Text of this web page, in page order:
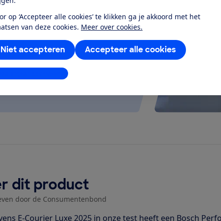
op ‘Accepteer alle cookies’ te klikken ga je akkoord met het
van deze cookies. Meer over cookies.
Accepteer alle cookies
Niet accepteren
aanpassen
je ver fietsen op een
kijken of de e-bike op rolletjes
dit product
door de Consumentenbond
E-Courier Luxe 2025 in onze test heeft een Bosch